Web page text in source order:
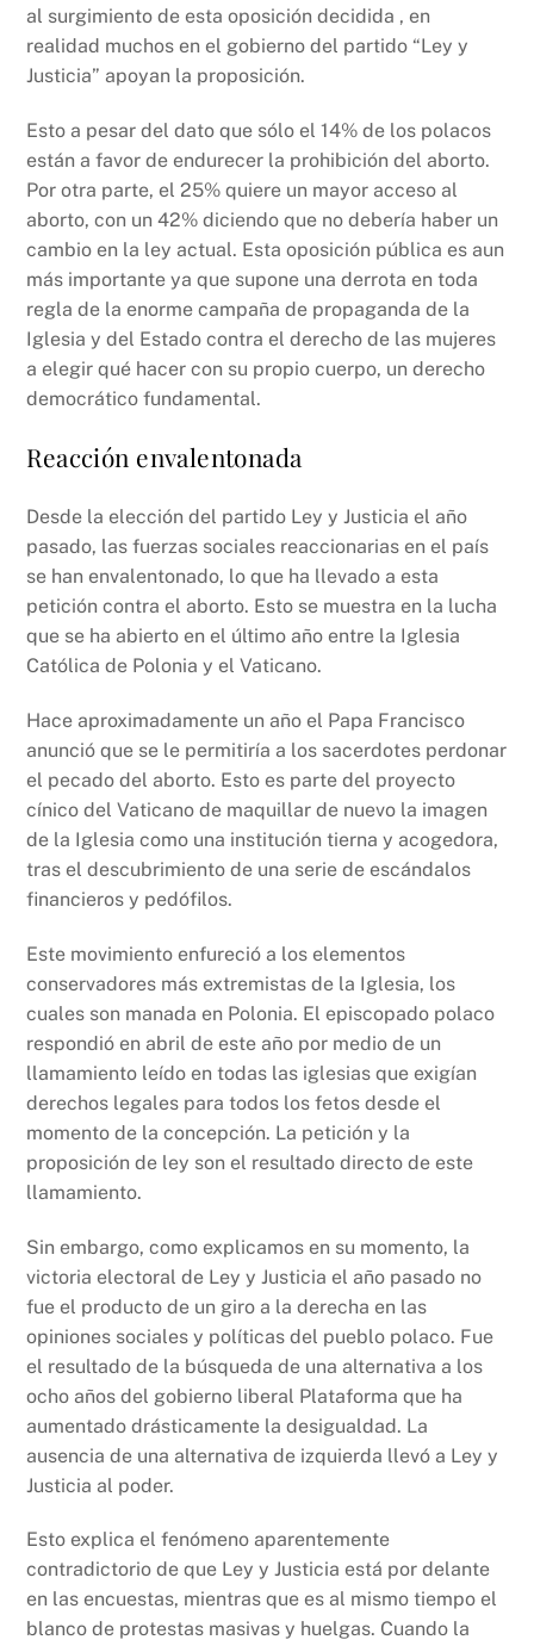
al surgimiento de esta oposición decidida , en
realidad muchos en el gobierno del partido “Ley y
Justicia” apoyan la proposición.
Esto a pesar del dato que sólo el 14% de los polacos
están a favor de endurecer la prohibición del aborto.
Por otra parte, el 25% quiere un mayor acceso al
aborto, con un 42% diciendo que no debería haber un
cambio en la ley actual. Esta oposición pública es aun
más importante ya que supone una derrota en toda
regla de la enorme campaña de propaganda de la
Iglesia y del Estado contra el derecho de las mujeres
a elegir qué hacer con su propio cuerpo, un derecho
democrático fundamental.
Reacción envalentonada
Desde la elección del partido Ley y Justicia el año
pasado, las fuerzas sociales reaccionarias en el país
se han envalentonado, lo que ha llevado a esta
petición contra el aborto. Esto se muestra en la lucha
que se ha abierto en el último año entre la Iglesia
Católica de Polonia y el Vaticano.
Hace aproximadamente un año el Papa Francisco
anunció que se le permitiría a los sacerdotes perdonar
el pecado del aborto. Esto es parte del proyecto
cínico del Vaticano de maquillar de nuevo la imagen
de la Iglesia como una institución tierna y acogedora,
tras el descubrimiento de una serie de escándalos
financieros y pedófilos.
Este movimiento enfureció a los elementos
conservadores más extremistas de la Iglesia, los
cuales son manada en Polonia. El episcopado polaco
respondió en abril de este año por medio de un
llamamiento leído en todas las iglesias que exigían
derechos legales para todos los fetos desde el
momento de la concepción. La petición y la
proposición de ley son el resultado directo de este
llamamiento.
Sin embargo, como explicamos en su momento, la
victoria electoral de Ley y Justicia el año pasado no
fue el producto de un giro a la derecha en las
opiniones sociales y políticas del pueblo polaco. Fue
el resultado de la búsqueda de una alternativa a los
ocho años del gobierno liberal Plataforma que ha
aumentado drásticamente la desigualdad. La
ausencia de una alternativa de izquierda llevó a Ley y
Justicia al poder.
Esto explica el fenómeno aparentemente
contradictorio de que Ley y Justicia está por delante
en las encuestas, mientras que es al mismo tiempo el
blanco de protestas masivas y huelgas. Cuando la